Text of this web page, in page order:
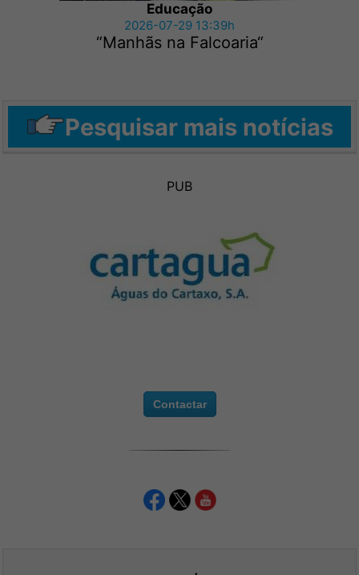
Educação
2026-07-29 13:39h
“Manhãs na Falcoaria“
Pesquisar mais notícias
PUB
Contactar